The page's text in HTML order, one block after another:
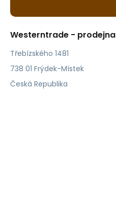
Westerntrade - prodejna
Třebízského 1481
738 01 Frýdek-Místek
Česká Republika